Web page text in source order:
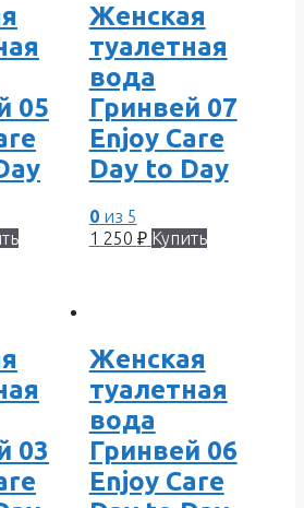
05
Женская
туалетная
вода
Гринвей 07
Enjoy Care
Day to Day
0из 5
1 250 ₽ Купить
03
Женская
туалетная
вода
Гринвей 06
Enjoy Care